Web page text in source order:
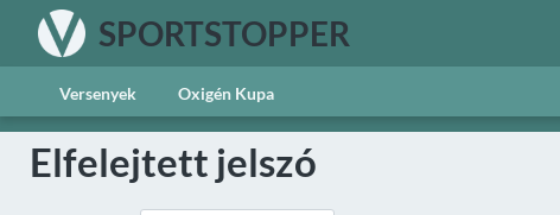
SPORTSTOPPER
Versenyek Oxigén Kupa
Elfelejtett jelszó